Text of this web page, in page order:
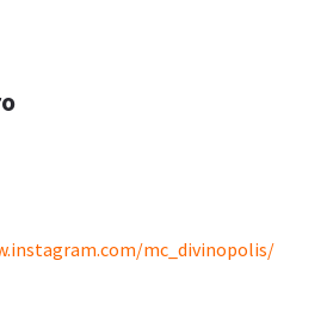
mc_divinopolis/